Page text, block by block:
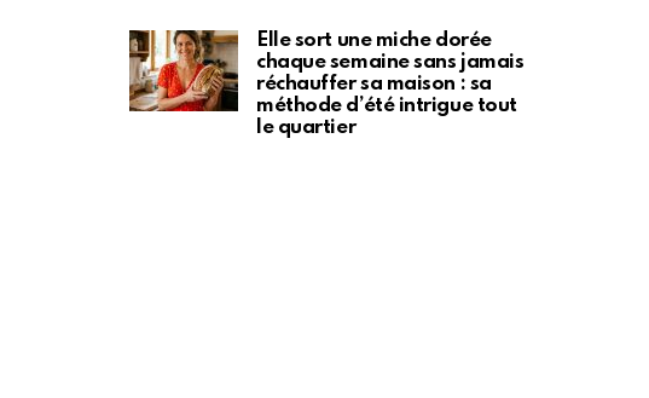
Elle sort une miche dorée
chaque semaine sans jamais
réchauffer sa maison : sa
méthode d’été intrigue tout
le quartier